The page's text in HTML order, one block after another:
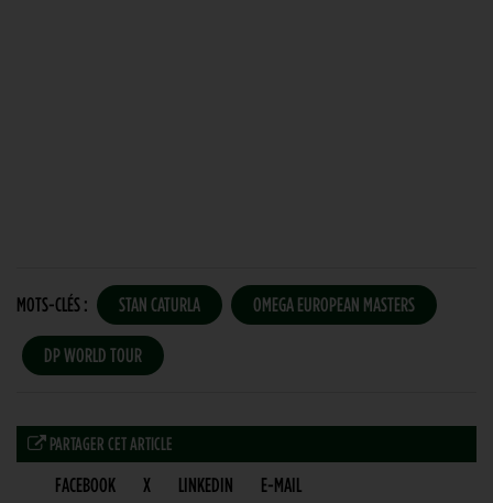
MOTS-CLÉS : STAN CATURLA OMEGA EUROPEAN MASTERS
DP WORLD TOUR
PARTAGER CET ARTICLE
FACEBOOK X LINKEDIN E-MAIL